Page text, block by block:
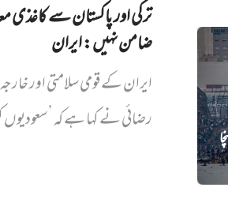
ترکی اور پاکستان سے
ضامن نہیں‌: ایران
ایران کے قومی سلامتی اور
رضائی نے کہا ہے کہ ’سعودیوں